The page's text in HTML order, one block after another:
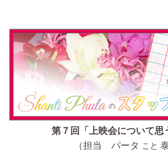
第７回「上映会について思
（担当 パータ こと